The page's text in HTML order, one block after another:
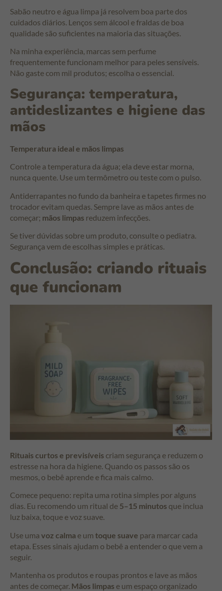
Sabão neutro e água limpa já resolvem boa parte dos
cuidados diários. Lenços sem álcool e fraldas de boa
qualidade são suficientes na maioria das situações.
Na minha experiência, marcas sem perfume
frequentemente funcionam melhor para peles sensíveis.
Não gaste com mil produtos; escolha o essencial.
Segurança: temperatura,
antideslizantes e higiene das
mãos
Temperatura ideal e mãos limpas
Controle a temperatura da água; ela deve estar morna,
nunca quente. Use um termômetro ou teste com o pulso.
Antiderrapantes no fundo da banheira e tapetes firmes no
trocador evitam quedas. Sempre lave as mãos antes de
começar; mãos limpas reduzem infecções.
Se tiver dúvidas sobre um produto, consulte o pediatra.
Segurança vem de escolhas simples e práticas.
Conclusão: criando rituais
que funcionam
Rituais curtos e previsíveis criam segurança e reduzem o
estresse na hora da higiene. Quando os passos são os
mesmos, o bebê aprende e fica mais calmo.
Comece pequeno: repita uma rotina simples por alguns
dias. Eu recomendo um ritual de 5–15 minutos que inclua
luz baixa, toque e voz suave.
Use uma voz calma e um toque suave para marcar cada
etapa. Esses sinais ajudam o bebê a entender o que vem a
seguir.
Mantenha os produtos e roupas prontos e lave as mãos
antes de começar. Mãos limpas e um espaço organizado